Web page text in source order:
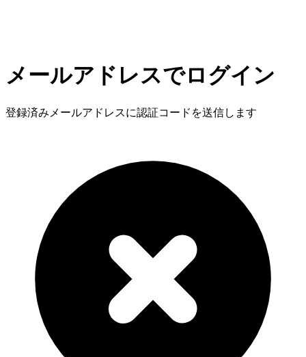
メールアドレスでログイン
登録済みメールアドレスに認証コードを送信します